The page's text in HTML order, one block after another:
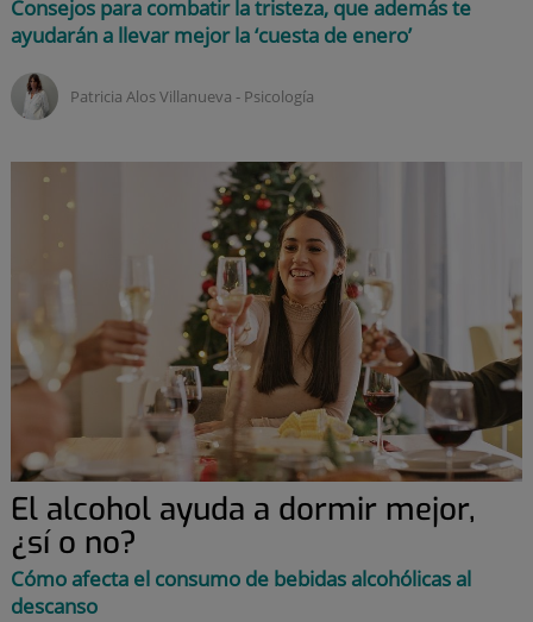
Consejos para combatir la tristeza, que además te
ayudarán a llevar mejor la ‘cuesta de enero’
Patricia Alos Villanueva ‑ psicología
El alcohol ayuda a dormir mejor,
¿sí o no?
Cómo afecta el consumo de bebidas alcohólicas al
descanso